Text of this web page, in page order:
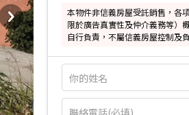
本物件非信義房屋受託銷售，各
限於廣告真實性及仲介義務等）
自行負責，不屬信義房屋控制及